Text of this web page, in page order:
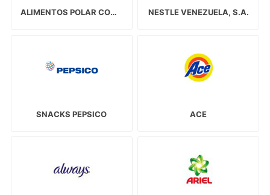
ALIMENTOS POLAR COMERCIAL, C.A. NESTLE VENEZUELA, S.A.
SNACKS PEPSICO ACE